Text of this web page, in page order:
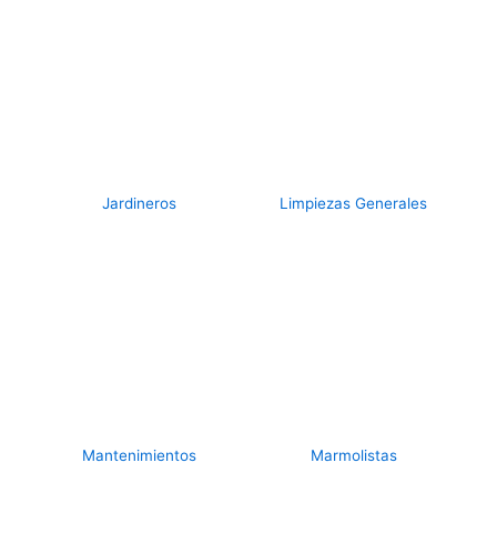
Jardineros Limpiezas Generales
Mantenimientos Marmolistas